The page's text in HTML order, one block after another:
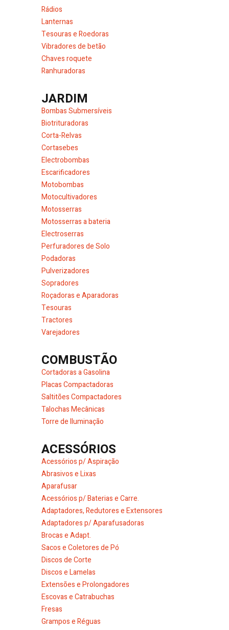
Rádios
Lanternas
Tesouras e Roedoras
Vibradores de betão
Chaves roquete
Ranhuradoras
JARDIM
Bombas Submersíveis
Biotrituradoras
Corta-Relvas
Cortasebes
Electrobombas
Escarificadores
Motobombas
Motocultivadores
Motosserras
Motosserras a bateria
Electroserras
Perfuradores de Solo
Podadoras
Pulverizadores
Sopradores
Roçadoras e Aparadoras
Tesouras
Tractores
Varejadores
COMBUSTÃO
Cortadoras a Gasolina
Placas Compactadoras
Saltitões Compactadores
Talochas Mecânicas
Torre de Iluminação
ACESSÓRIOS
Acessórios p/ Aspiração
Abrasivos e Lixas
Aparafusar
Acessórios p/ Baterias e Carre.
Adaptadores, Redutores e Extensores
Adaptadores p/ Aparafusadoras
Brocas e Adapt.
Sacos e Coletores de Pó
Discos de Corte
Discos e Lamelas
Extensões e Prolongadores
Escovas e Catrabuchas
Fresas
Grampos e Réguas